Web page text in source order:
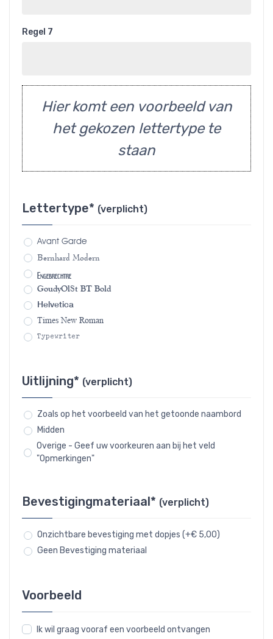
Regel 7
Hier komt een voorbeeld van
het gekozen lettertype te
staan
Lettertype* (verplicht)
Avant Garde
Bernhard Modern
Engebrechtre
GoudyOlSt BT Bold
Helvetica
Times New Roman
Typewriter
Uitlijning* (verplicht)
Zoals op het voorbeeld van het getoonde naambord
Midden
Overige - Geef uw voorkeuren aan bij het veld
"Opmerkingen"
Bevestigingmateriaal* (verplicht)
Onzichtbare bevestiging met dopjes (+€ 5,00)
Geen Bevestiging materiaal
Voorbeeld
Ik wil graag vooraf een voorbeeld ontvangen